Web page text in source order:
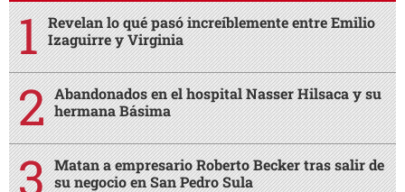
Revelan lo qué pasó increíblemente entre Emilio
Izaguirre y Virginia
Abandonados en el hospital Nasser Hilsaca y su
hermana Básima
Matan a empresario Roberto Becker tras salir de
su negocio en San Pedro Sula